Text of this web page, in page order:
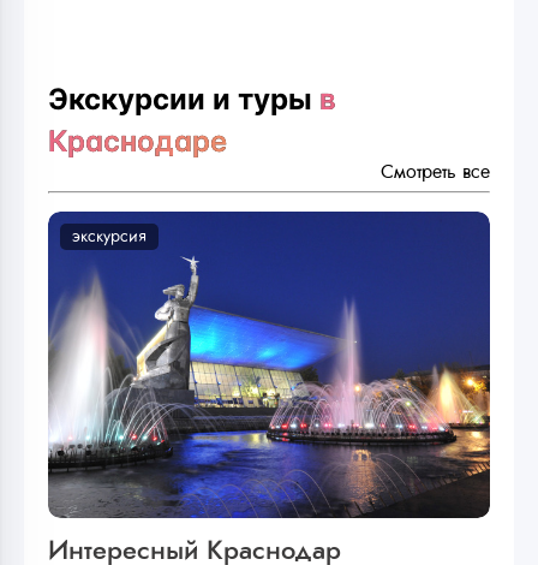
Экскурсии и туры в
Краснодаре
Смотреть все
экскурсия
Интересный Краснодар